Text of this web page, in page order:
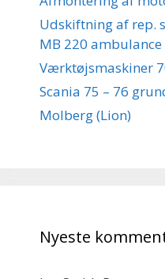
Udskiftning af rep.
MB 220 ambulance
Værktøjsmaskiner
Scania 75 – 76
Molberg (Lion)
Nyeste